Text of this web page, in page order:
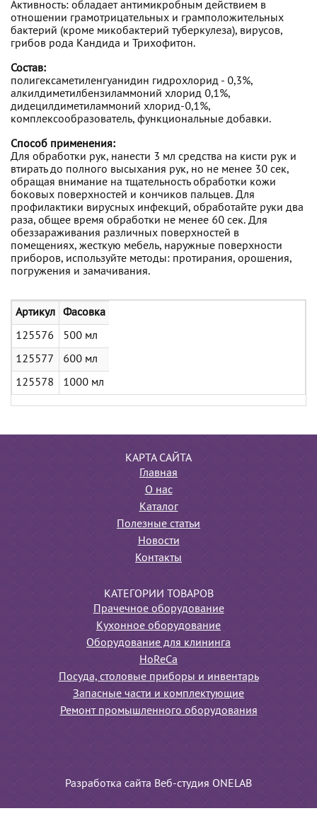
Активность: обладает антимикробным действием в
отношении грамотрицательных и грамположительных
бактерий (кроме микобактерий туберкулеза), вирусов,
грибов рода Кандида и Трихофитон.
Состав:
полигексаметиленгуанидин гидрохлорид - 0,3%,
алкилдиметилбензиламмоний хлорид 0,1%,
дидецилдиметиламмоний хлорид-0,1%,
комплексообразователь, функциональные добавки.
Способ применения:
Для обработки рук, нанести 3 мл средства на кисти рук и
втирать до полного высыхания рук, но не менее 30 сек,
обращая внимание на тщательность обработки кожи
боковых поверхностей и кончиков пальцев. Для
профилактики вирусных инфекций, обработайте руки два
раза, общее время обработки не менее 60 сек. Для
обеззараживания различных поверхностей в
помещениях, жесткую мебель, наружные поверхности
приборов, используйте методы: протирания, орошения,
погружения и замачивания.
Артикул Фасовка
125576 500 мл
125577 600 мл
125578 1000 мл
КАРТА САЙТА
Главная
О нас
Каталог
Полезные статьи
Новости
Контакты
КАТЕГОРИИ ТОВАРОВ
Прачечное оборудование
Кухонное оборудование
Оборудование для клининга
HoReCa
Посуда, столовые приборы и инвентарь
Запасные части и комплектующие
Ремонт промышленного оборудования
Разработка сайта Веб-студия ONELAB